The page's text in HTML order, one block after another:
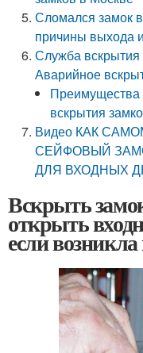
Сломался замок
причины выхода
Служба вскрытия
Аварийное
вскрытия
Видео КАК
СЕЙФОВЫЙ
ДЛЯ ВХОДНЫХ
Вскрыть
открыть
если